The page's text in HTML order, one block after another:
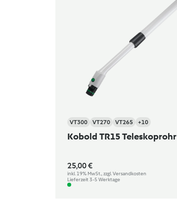
VT300 VT270 VT265 +10
Kobold TR15 Teleskoprohr
25,00 €
inkl. 19% MwSt., zzgl. Versandkosten
Lieferzeit 3-5 Werktage